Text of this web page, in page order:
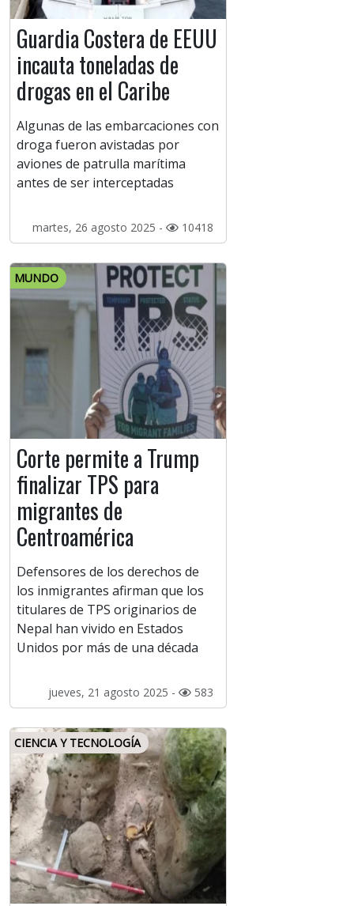
Guardia Costera de EEUU
incauta toneladas de
drogas en el Caribe
Algunas de las embarcaciones con
droga fueron avistadas por
aviones de patrulla marítima
antes de ser interceptadas
martes, 26 agosto 2025 - 10418
MUNDO
Corte permite a Trump
finalizar TPS para
migrantes de
Centroamérica
Defensores de los derechos de
los inmigrantes afirman que los
titulares de TPS originarios de
Nepal han vivido en Estados
Unidos por más de una década
jueves, 21 agosto 2025 - 583
CIENCIA Y TECNOLOGÍA